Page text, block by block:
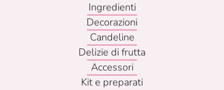
Ingredienti
Decorazioni
Candeline
Delizie di frutta
Accessori
Kit e preparati